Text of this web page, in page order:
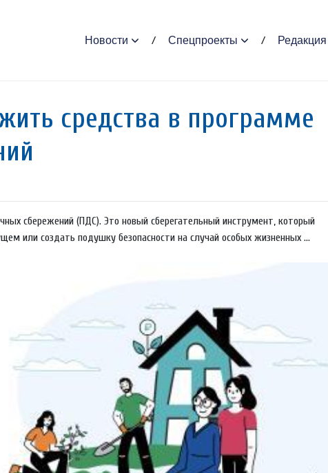
Новости Спецпроекты Редакция
средства в программе
сбережений (ПДС). Это новый сберегательный инструмент, который
или создать подушку безопасности на случай особых жизненных ...